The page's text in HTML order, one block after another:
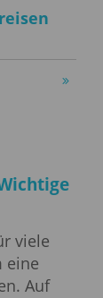
viele
eine
Auf